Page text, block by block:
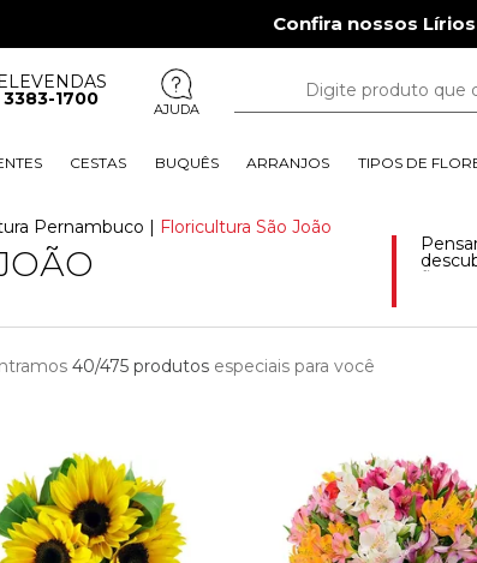
Confira nossos
3383-1700 AJUDA
CESTAS BUQUÊS ARRANJOS TIPOS DE
Pernambuco | Floricultura São João
flores,
40/475 produtos especiais para você